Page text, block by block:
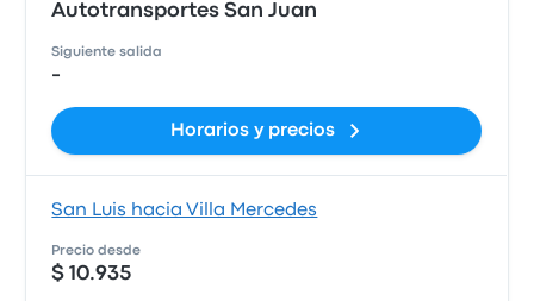
Autotransportes San Juan
Siguiente salida
-
Horarios y precios
San Luis hacia Villa Mercedes
Precio desde
$ 10.935